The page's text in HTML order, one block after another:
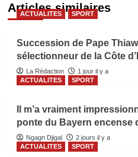
Articles similaires
ACTUALITES SPORT
Succession de Pape
sélectionneur de la Côte
La Rédaction
1 jour il y a
ACTUALITES
SPORT
Il m’a vraiment
ponte du Bayern encense
Ngagn Djigal
2 jours il y a
ACTUALITES
SPORT